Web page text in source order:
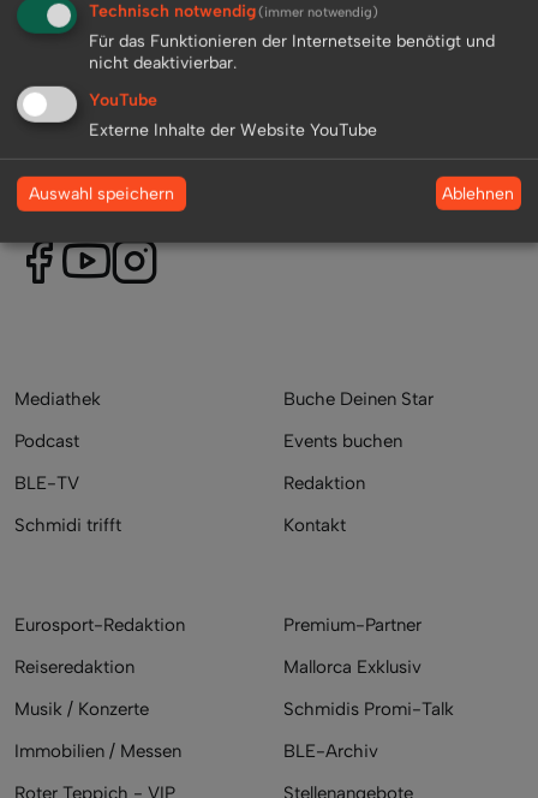
info@best-live-entertainment.de
Mediathek
Podcast
BLE-TV
Schmidi trifft
Eurosport-Redaktion
Reiseredaktion
Musik / Konzerte
Immobilien / Messen
Roter Teppich - VIP
Buche Deinen Star
Events buchen
Redaktion
Kontakt
Premium-Partner
Mallorca Exklusiv
Schmidis Promi-Talk
BLE-Archiv
Stellenangebote
Technisch notwendig(immer notwendig)
Für das Funktionieren der Internetseite benötigt und
nicht deaktivierbar.
YouTube
Externe Inhalte der Website YouTube
Auswahl speichern Ablehnen